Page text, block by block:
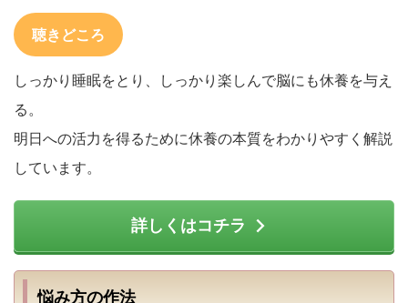
聴きどころ
しっかり睡眠をとり、しっかり楽しんで脳にも休養を与え
る。
明日への活力を得るために休養の本質をわかりやすく解説
しています。
詳しくはコチラ
悩み方の作法